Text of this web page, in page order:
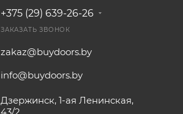
+375 (29) 639-26-26
ЗАКАЗАТЬ ЗВОНОК
zakaz@buydoors.by
info@buydoors.by
Дзержинск, 1-ая Ленинская,